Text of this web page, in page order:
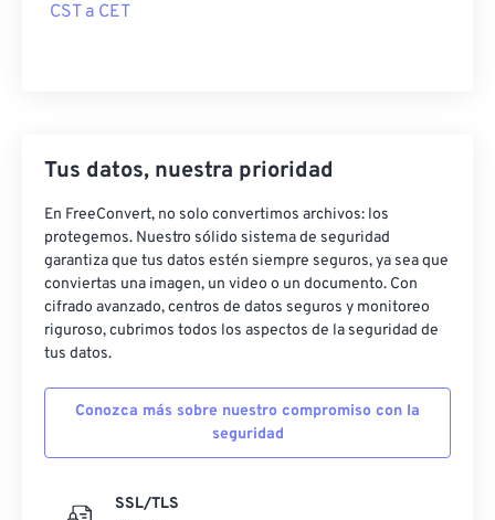
CST a CET
Tus datos, nuestra prioridad
En FreeConvert, no solo convertimos archivos: los
protegemos. Nuestro sólido sistema de seguridad
garantiza que tus datos estén siempre seguros, ya sea que
conviertas una imagen, un video o un documento. Con
cifrado avanzado, centros de datos seguros y monitoreo
riguroso, cubrimos todos los aspectos de la seguridad de
tus datos.
Conozca más sobre nuestro compromiso con la
seguridad
SSL/TLS